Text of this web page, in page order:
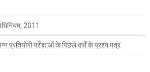
2011
प्रतियोगी परीक्षाओं के पिछले वर्षों के प्रश्न पत्र